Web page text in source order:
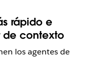
rápido e
de contexto
los agentes de